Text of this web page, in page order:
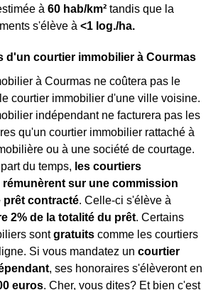
à 60 hab/km² tandis que la
s'élève à <1 log./ha.
d'un courtier immobilier à Courmas
à Courmas ne coûtera pas le
courtier immobilier d'une ville voisine.
indépendant ne facturera pas les
qu'un courtier immobilier rattaché à
ou à une société de courtage.
du temps, les courtiers
sur une commission
prêt contracté. Celle-ci s'élève à
2% de la totalité du prêt. Certains
sontgratuits comme les courtiers
Si vous mandatez un courtier
, ses honoraires s'élèveront en
euros. Cher, vous dites? Et bien c'est